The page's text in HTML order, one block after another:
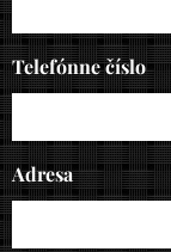
Telefónne číslo
Adresa